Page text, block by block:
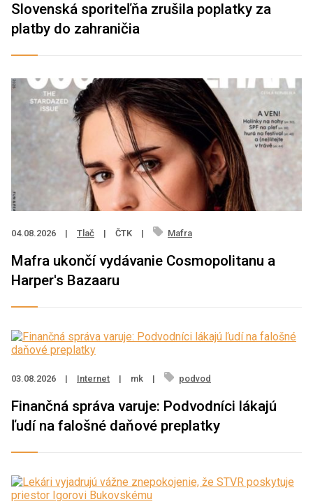
Slovenská sporiteľňa zrušila poplatky za
platby do zahraničia
04.08.2026 | Tlač | ČTK | Mafra
Mafra ukončí vydávanie Cosmopolitanu a
Harper's Bazaaru
03.08.2026 | Internet | mk | podvod
Finančná správa varuje: Podvodníci lákajú
ľudí na falošné daňové preplatky